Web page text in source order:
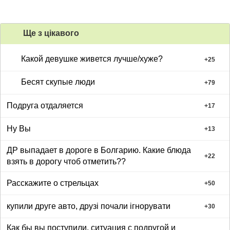
Ще з цiкавого
Какой девушке живется лучше/хуже? +25
Бесят скупые люди +79
Подруга отдаляется +17
Ну Вы +13
ДР выпадает в дороге в Болгарию. Какие блюда
взять в дорогу чтоб отметить??
+22
Расскажите о стрельцах +50
купили друге авто, друзі почали ігнорувати +30
Как бы вы поступили, ситуация с подругой и